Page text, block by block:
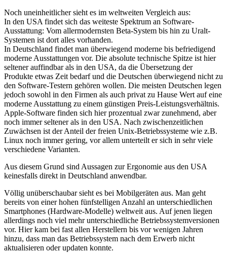
Noch uneinheitlicher sieht es im weltweiten Vergleich aus:
In den USA findet sich das weiteste Spektrum an Software-
Ausstattung: Vom allermodernsten Beta-System bis hin zu Uralt-
Systemen ist dort alles vorhanden.
In Deutschland findet man überwiegend moderne bis befriedigend
moderne Ausstattungen vor. Die absolute technische Spitze ist hier
seltener auffindbar als in den USA, da die Übersetzung der
Produkte etwas Zeit bedarf und die Deutschen überwiegend nicht zu
den Software-Testern gehören wollen. Die meisten Deutschen legen
jedoch sowohl in den Firmen als auch privat zu Hause Wert auf eine
moderne Ausstattung zu einem günstigen Preis-Leistungsverhältnis.
Apple-Software finden sich hier prozentual zwar zunehmend, aber
noch immer seltener als in den USA. Nach zwischenzeitlichen
Zuwächsen ist der Anteil der freien Unix-Betriebssysteme wie z.B.
Linux noch immer gering, vor allem unterteilt er sich in sehr viele
verschiedene Varianten.
Aus diesem Grund sind Aussagen zur Ergonomie aus den USA
keinesfalls direkt in Deutschland anwendbar.
Völlig unüberschaubar sieht es bei Mobilgeräten aus. Man geht
bereits von einer hohen fünfstelligen Anzahl an unterschiedlichen
Smartphones (Hardware-Modelle) weltweit aus. Auf jenen liegen
allerdings noch viel mehr unterschiedliche Betriebssystemversionen
vor. Hier kam bei fast allen Herstellern bis vor wenigen Jahren
hinzu, dass man das Betriebssystem nach dem Erwerb nicht
aktualisieren oder updaten konnte.